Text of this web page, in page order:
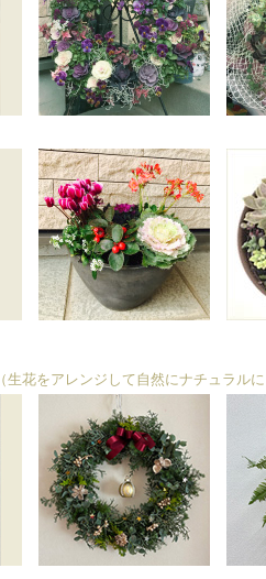
（生花をアレンジして自然にナチュラル